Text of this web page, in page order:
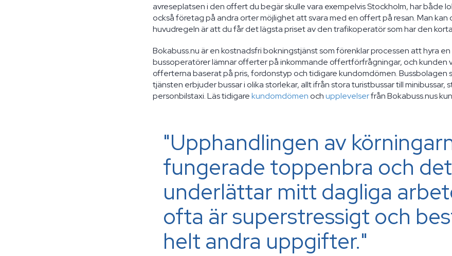
avreseplatsen i den offert du begär skulle vara exempelvis Stockholm, har både
också företag på andra orter möjlighet att svara med en offert på resan. Man kan
huvudregeln är att du får det lägsta priset av den trafikoperatör som har den
Bokabuss.nu är en kostnadsfri bokningstjänst som förenklar processen att hyra en
bussoperatörer lämnar offerter på inkommande offertförfrågningar, och kunden
offerterna baserat på pris, fordonstyp och tidigare kundomdömen. Bussbolagen
tjänsten erbjuder bussar i olika storlekar, allt ifrån stora turistbussar till minibussar,
personbilstaxi. Läs tidigarekundomdömenochupplevelserfrån Bokabuss.nus
"Upphandlingen av
fungerade toppenbra och det
underlättar mitt dagliga
ofta är superstressigt och
helt andra uppgifter."